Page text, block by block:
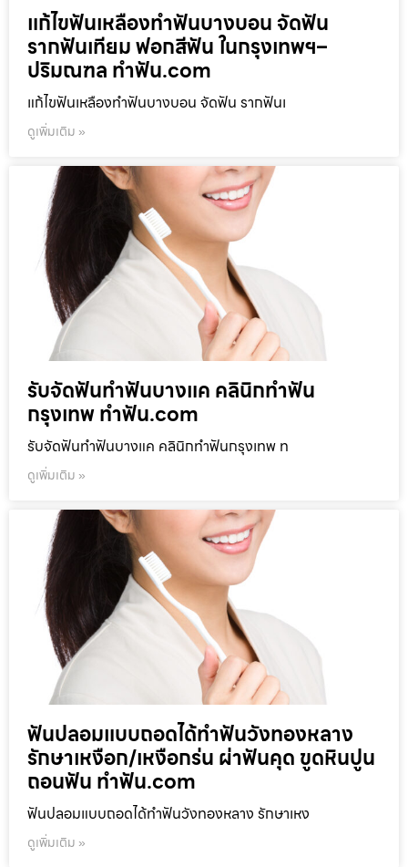
แก้ไขฟันเหลืองทำฟันบางบอน จัดฟัน
รากฟันเทียม ฟอกสีฟัน ในกรุงเทพฯ–
ปริมณฑล ทำฟัน.com
แก้ไขฟันเหลืองทำฟันบางบอน จัดฟัน รากฟันเ
ดูเพิ่มเติม »
รับจัดฟันทำฟันบางแค คลินิกทำฟัน
กรุงเทพ ทำฟัน.com
รับจัดฟันทำฟันบางแค คลินิกทำฟันกรุงเทพ ท
ดูเพิ่มเติม »
ฟันปลอมแบบถอดได้ทำฟันวังทองหลาง
รักษาเหงือก/เหงือกร่น ผ่าฟันคุด ขูดหินปูน
ถอนฟัน ทำฟัน.com
ฟันปลอมแบบถอดได้ทำฟันวังทองหลาง รักษาเหง
ดูเพิ่มเติม »